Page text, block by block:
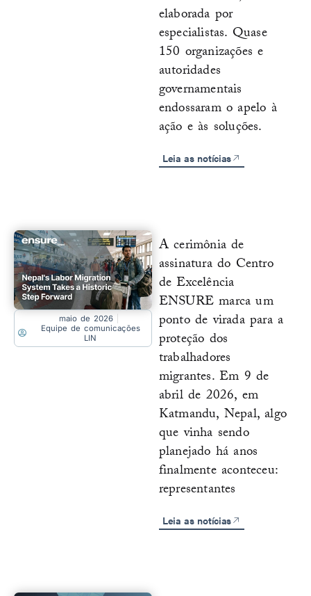
elaborada por
especialistas. Quase
150 organizações e
autoridades
governamentais
endossaram o apelo à
ação e às soluções.
Leia as notícias
maio de 2026
Equipe de comunicações
LIN
A cerimônia de
assinatura do Centro
de Excelência
ENSURE marca um
ponto de virada para a
proteção dos
trabalhadores
migrantes. Em 9 de
abril de 2026, em
Katmandu, Nepal, algo
que vinha sendo
planejado há anos
finalmente aconteceu:
representantes
Leia as notícias